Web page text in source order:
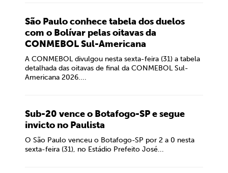
São Paulo conhece tabela dos duelos
com o Bolívar pelas oitavas da
CONMEBOL Sul-Americana
A CONMEBOL divulgou nesta sexta-feira (31) a tabela
detalhada das oitavas de final da CONMEBOL Sul-
Americana 2026....
Sub-20 vence o Botafogo-SP e segue
invicto no Paulista
O São Paulo venceu o Botafogo-SP por 2 a 0 nesta
sexta-feira (31), no Estádio Prefeito José...